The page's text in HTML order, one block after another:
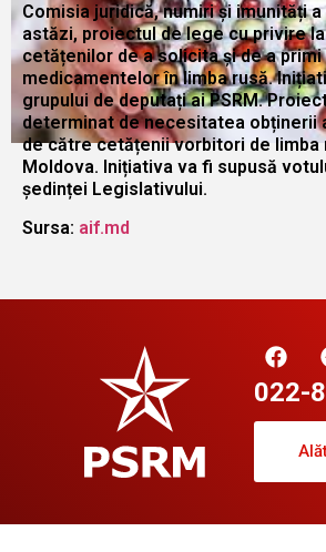
Comisia juridică, numiri și imunități
astăzi, proiectul de lege cu privire
cetățenilor de a solicita și de a
medicamentelor în limba rusă.
grupului de deputați ai PSRM.
determinat de necesitatea obținerii
de către cetățenii vorbitori de limba
Moldova. Inițiativa va fi supusă
ședinței Legislativului.
Sursa: aif.md
022-